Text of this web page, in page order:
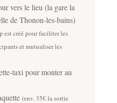
vers le lieu (la gare la
de Thonon-les-bains)
est créé pour faciliter les
et mutualiser les
taxi pour monter au
(env. 35€ la sortie